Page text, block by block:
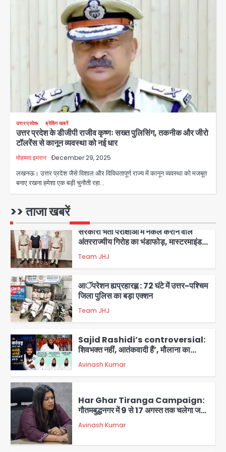
उत्तर प्रदेश ब्रेकिंग खबरें
उत्तर प्रदेश के डीजीपी राजीव कृष्णः सख्त पुलिसिंग, तकनीक और जीरो
टॉलरेंस से कानून व्यवस्था को नई धार
मोहम्मद इमरान December 29, 2025
लखनऊ। उत्तर प्रदेश जैसे विशाल और विविधतापूर्ण राज्य में कानून व्यवस्था को मजबूत
बनाए रखना हमेशा एक बड़ी चुनौती रहा…
>> ताजा खबरें
Team JHJ
5
Sajid Rashidi’s controversial:
शिवभक्त नहीं, आतंकवादी हैं’, मौलाना का
कांवड़ियों पर विवादित बयान, BJP विधायक ने
कराई FIR, NSA की मांग
Avinash Kumar
Har Ghar Tiranga Campaign:
गौतमबुद्धनगर में 9 से 17 अगस्त तक चलेगा जन-
जागरूकता महाअभियान, डीएम ने की समीक्षा
बैठक
2
एंटी-बर्गलरी सेल की बड़ी कामयाबी, चोरी के
माल की खरीद-फरोख्त करने वाले गिरोह का
भंडाफोड़
Team JHJ
3
अंतरराज्यीय गिरोह का भंडाफोड़, मास्टरमाइंड
समेत 7 गिरफ्तार
Team JHJ
4
Team JHJ
5
कांवड़ियों पर विवादित बयान, BJP विधायक ने
कराई FIR, NSA की मांग
Avinash Kumar
1
Har Ghar Tiranga Campaign:
जागरूकता महाअभियान, डीएम ने की समीक्षा
बैठक
Avinash Kumar